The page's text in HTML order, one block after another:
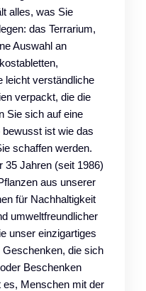
alles, was Sie
das Terrarium,
Auswahl an
leicht verständliche
verpackt, die die
Sie sich auf eine
ist wie das
schaffen werden.
35 Jahren (seit 1986)
aus unserer
für Nachhaltigkeit
umweltfreundlicher
unser einzigartiges
die sich
Beschenken
Menschen mit der